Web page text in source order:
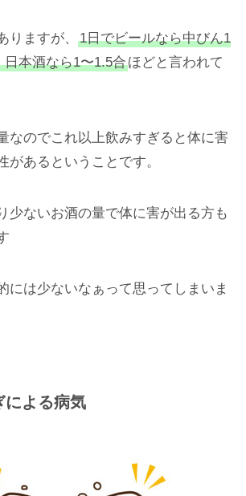
りますが、
1日でビールなら中びん1
日本酒なら1〜1.5合ほどと言われて
なのでこれ以上飲みすぎると体に害
があるということです。
少ないお酒の量で体に害が出る方も
には少ないなぁって思ってしまいま
による病気